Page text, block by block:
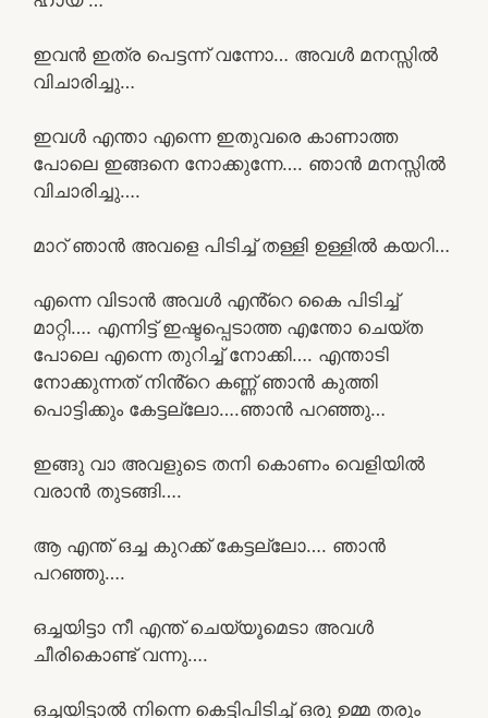
ഇവൻ ഇത്ര പെട്ടന്ന് വന്നോ… അവൾ മനസ്സിൽ
വിചാരിച്ചു…
ഇവൾ എന്താ എന്നെ ഇതുവരെ കാണാത്ത
പോലെ ഇങ്ങനെ നോക്കുന്നേ…. ഞാൻ മനസ്സിൽ
വിചാരിച്ചു….
മാറ് ഞാൻ അവളെ പിടിച്ച് തള്ളി ഉള്ളിൽ കയറി…
എന്നെ വിടാൻ അവൾ എൻ്റെ കൈ പിടിച്ച്
മാറ്റി…. എന്നിട്ട് ഇഷ്ടപ്പെടാത്ത എന്തോ ചെയ്ത
പോലെ എന്നെ തുറിച്ച് നോക്കി…. എന്താടി
നോക്കുന്നത് നിൻ്റെ കണ്ണ് ഞാൻ കുത്തി
പൊട്ടിക്കും കേട്ടല്ലോ….ഞാൻ പറഞ്ഞു…
ഇങ്ങു വാ അവളുടെ തനി കൊണം വെളിയിൽ
വരാൻ തുടങ്ങി….
ആ എന്ത് ഒച്ച കുറക്ക് കേട്ടല്ലോ…. ഞാൻ
പറഞ്ഞു….
ഒച്ചയിട്ടാ നീ എന്ത് ചെയ്യൂമെടാ അവൾ
ചീരികൊണ്ട് വന്നു….
ഒച്ചയിട്ടാൽ നിന്നെ കെട്ടിപിടിച്ച് ഒരു ഉമ്മ തരും